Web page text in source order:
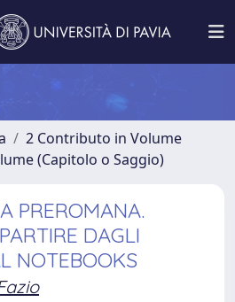
2 Contributo in Volume
(Capitolo o Saggio)
PREROMANA.
DAGLI
NOTEBOOKS